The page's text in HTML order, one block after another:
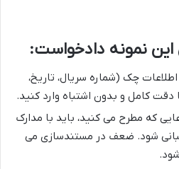
نمونه دادخواست:
چک (شماره سریال، تاریخ،
دقت کامل و بدون اشتباه وارد کنید.
که مطرح می کنید، باید با مدارک
شود. ضعف در مستندسازی می